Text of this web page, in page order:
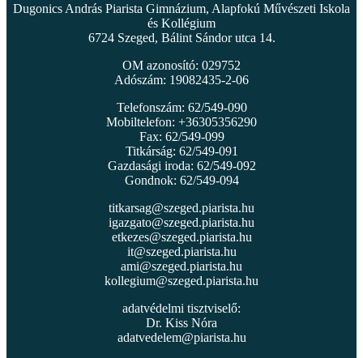
Dugonics András Piarista Gimnázium, Alapfokú Művészeti Iskola
és Kollégium
6724 Szeged, Bálint Sándor utca 14.
OM azonosító: 029752
Adószám: 19082435-2-06
Telefonszám: 62/549-090
Mobiltelefon: +36305356290
Fax: 62/549-099
Titkárság: 62/549-091
Gazdasági iroda: 62/549-092
Gondnok: 62/549-094
titkarsag@szeged.piarista.hu
igazgato@szeged.piarista.hu
etkezes@szeged.piarista.hu
it@szeged.piarista.hu
ami@szeged.piarista.hu
kollegium@szeged.piarista.hu
adatvédelmi tisztviselő:
Dr. Kiss Nóra
adatvedelem@piarista.hu